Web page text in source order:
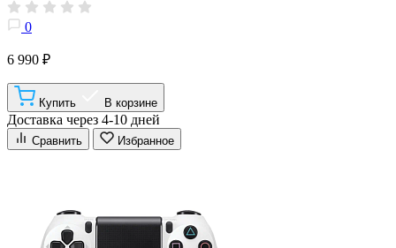
0
6 990 ₽
Купить В корзине
Доставка через 4-10 дней
Сравнить Избранное